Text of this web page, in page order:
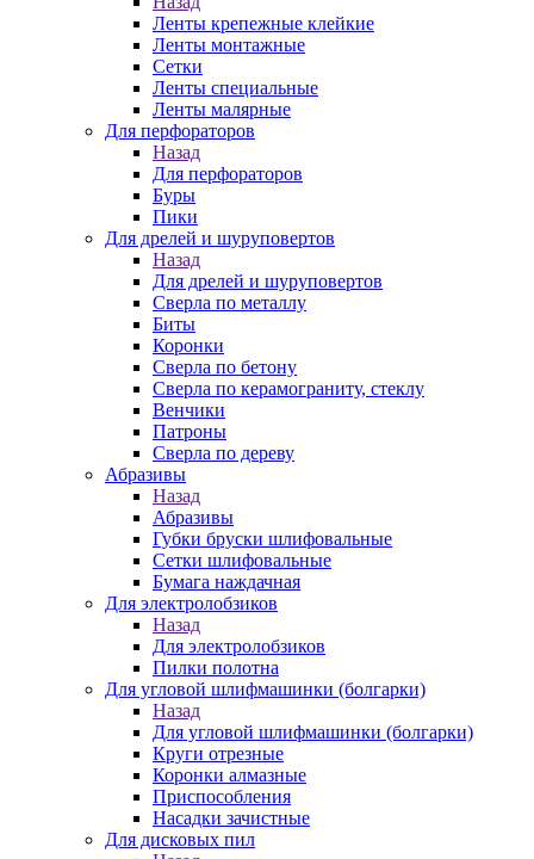
Ленты крепежные клейкие
Ленты монтажные
Сетки
Ленты специальные
Ленты малярные
Для перфораторов
Назад
Для перфораторов
Буры
Пики
Для дрелей и шуруповертов
Назад
Для дрелей и шуруповертов
Сверла по металлу
Биты
Коронки
Сверла по бетону
Сверла по керамограниту, стеклу
Венчики
Патроны
Сверла по дереву
Абразивы
Назад
Абразивы
Губки бруски шлифовальные
Сетки шлифовальные
Бумага наждачная
Для электролобзиков
Назад
Для электролобзиков
Пилки полотна
Для угловой шлифмашинки (болгарки)
Назад
Для угловой шлифмашинки (болгарки)
Круги отрезные
Коронки алмазные
Приспособления
Насадки зачистные
Для дисковых пил